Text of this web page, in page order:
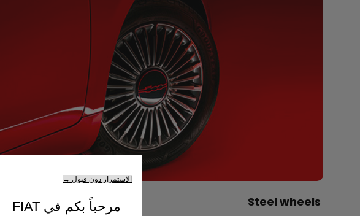
Steel wheels
الاستمرار دون قبول →
مرحباً بكم في FIAT